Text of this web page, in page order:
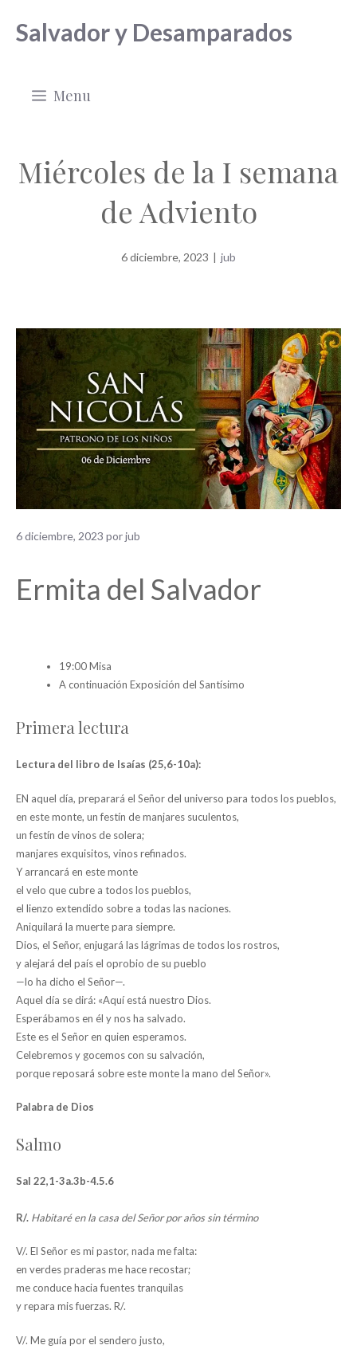
Salvador y Desamparados
Menu
Miércoles de la I semana
de Adviento
6 diciembre, 2023 | jub
6 diciembre, 2023 porjub
Ermita del Salvador
19:00 Misa
A continuación Exposición del Santísimo
Primera lectura
Lectura del libro de Isaías (25,6-10a):
EN aquel día, preparará el Señor del universo para todos los pueblos,
en este monte, un festín de manjares suculentos,
un festín de vinos de solera;
manjares exquisitos, vinos refinados.
Y arrancará en este monte
el velo que cubre a todos los pueblos,
el lienzo extendido sobre a todas las naciones.
Aniquilará la muerte para siempre.
Dios, el Señor, enjugará las lágrimas de todos los rostros,
y alejará del país el oprobio de su pueblo
—lo ha dicho el Señor—.
Aquel día se dirá: «Aquí está nuestro Dios.
Esperábamos en él y nos ha salvado.
Este es el Señor en quien esperamos.
Celebremos y gocemos con su salvación,
porque reposará sobre este monte la mano del Señor».
Palabra de Dios
Salmo
Sal 22,1-3a.3b-4.5.6
R/. Habitaré en la casa del Señor por años sin término
V/. El Señor es mi pastor, nada me falta:
en verdes praderas me hace recostar;
me conduce hacia fuentes tranquilas
y repara mis fuerzas. R/.
V/. Me guía por el sendero justo,